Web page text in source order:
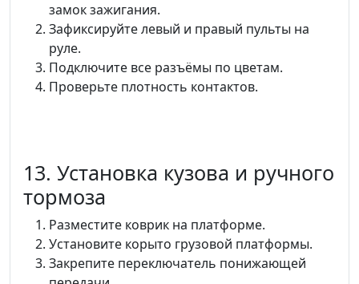
замок зажигания.
Зафиксируйте левый и правый пульты на
руле.
Подключите все разъёмы по цветам.
Проверьте плотность контактов.
13. Установка кузова и ручного
тормоза
Разместите коврик на платформе.
Установите корыто грузовой платформы.
Закрепите переключатель понижающей